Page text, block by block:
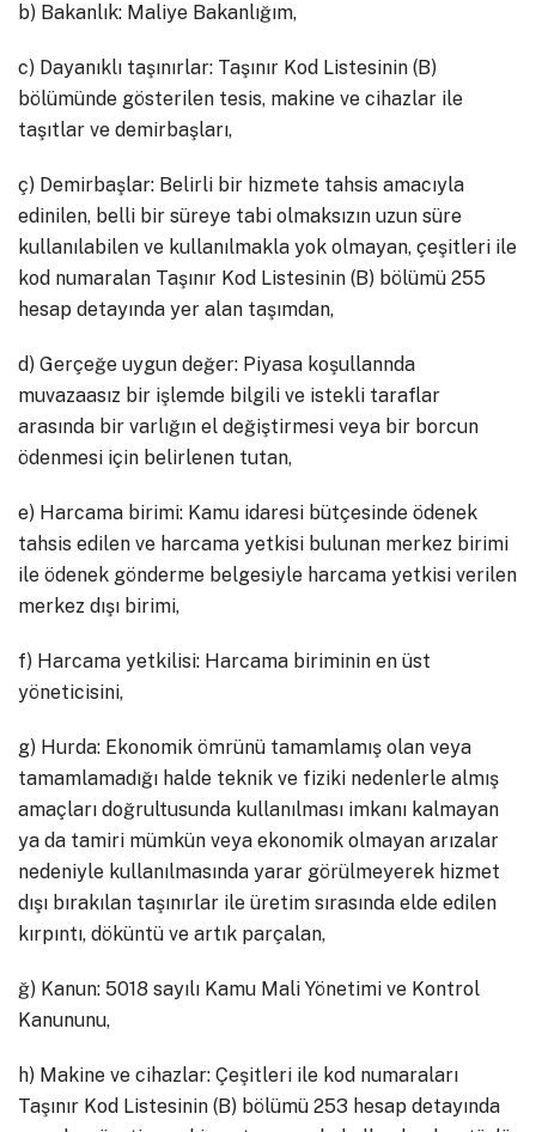
b) Bakanlık: Maliye Bakanlığım,
c) Dayanıklı taşınırlar: Taşınır Kod Listesinin (B)
bölümünde gösterilen tesis, makine ve cihazlar ile
taşıtlar ve demirbaşları,
ç) Demirbaşlar: Belirli bir hizmete tahsis amacıyla
edinilen, belli bir süreye tabi olmaksızın uzun süre
kullanılabilen ve kullanılmakla yok olmayan, çeşitleri ile
kod numaralan Taşınır Kod Listesinin (B) bölümü 255
hesap detayında yer alan taşımdan,
d) Gerçeğe uygun değer: Piyasa koşullannda
muvazaasız bir işlemde bilgili ve istekli taraflar
arasında bir varlığın el değiştirmesi veya bir borcun
ödenmesi için belirlenen tutan,
e) Harcama birimi: Kamu idaresi bütçesinde ödenek
tahsis edilen ve harcama yetkisi bulunan merkez birimi
ile ödenek gönderme belgesiyle harcama yetkisi verilen
merkez dışı birimi,
f) Harcama yetkilisi: Harcama biriminin en üst
yöneticisini,
g) Hurda: Ekonomik ömrünü tamamlamış olan veya
tamamlamadığı halde teknik ve fiziki nedenlerle almış
amaçları doğrultusunda kullanılması imkanı kalmayan
ya da tamiri mümkün veya ekonomik olmayan arızalar
nedeniyle kullanılmasında yarar görülmeyerek hizmet
dışı bırakılan taşınırlar ile üretim sırasında elde edilen
kırpıntı, döküntü ve artık parçalan,
ğ) Kanun: 5018 sayılı Kamu Mali Yönetimi ve Kontrol
Kanununu,
h) Makine ve cihazlar: Çeşitleri ile kod numaraları
Taşınır Kod Listesinin (B) bölümü 253 hesap detayında